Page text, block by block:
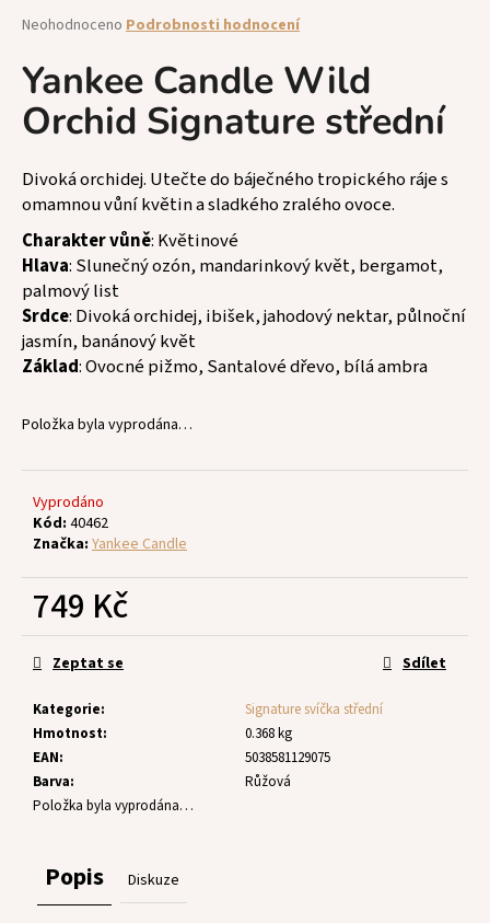
Průměrné
produktu
je
0,0
z
hvězdiček.
Neohodnoceno Podrobnosti hodnocení
Yankee Candle Wild
Orchid Signature střední
Divoká orchidej. Utečte do báječného tropického ráje s
omamnou vůní květin a sladkého zralého ovoce.
Charakter vůně: Květinové
Hlava: Slunečný ozón, mandarinkový květ, bergamot,
palmový list
Srdce: Divoká orchidej, ibišek, jahodový nektar, půlnoční
jasmín, banánový květ
Základ: Ovocné pižmo, Santalové dřevo, bílá ambra
Položka byla vyprodána…
Vyprodáno
Kód: 40462
Značka: Yankee Candle
749 Kč
Měrná
cena:
Kategorie:
Signature svíčka střední
Hmotnost:
0.368 kg
EAN:
5038581129075
Barva:
Růžová
Položka byla vyprodána…
Zeptat se Sdílet
Popis Diskuze
a
j
í
t
?
HLEDAT
D
o
o
u
u
m